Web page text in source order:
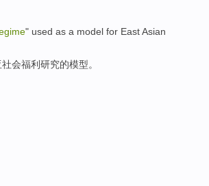
" used as a model for East Asian
社会福利 研究的模型。